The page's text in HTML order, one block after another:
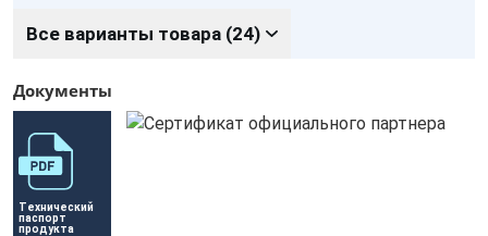
Все варианты товара (24)
Документы
Технический
паспорт
продукта